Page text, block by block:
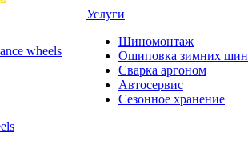
wheels
Услуги
Шиномонтаж
Ошиповка зимних шин
Сварка аргоном
Автосервис
Сезонное хранение